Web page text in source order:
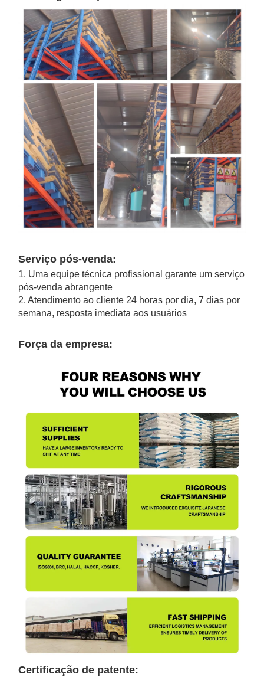
Serviço pós-venda:
1. Uma equipe técnica profissional garante um serviço
pós-venda abrangente
2. Atendimento ao cliente 24 horas por dia, 7 dias por
semana, resposta imediata aos usuários
Força da empresa:
Certificação de patente: